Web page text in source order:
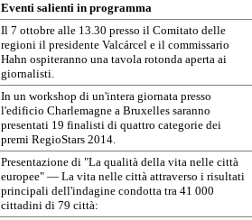
Eventi salienti in programma
Il 7 ottobre alle 13.30 presso il Comitato delle
regioni il presidente Valcárcel e il commissario
Hahn ospiteranno una tavola rotonda aperta ai
giornalisti.
In un workshop di un'intera giornata presso
l'edificio Charlemagne a Bruxelles saranno
presentati 19 finalisti di quattro categorie dei
premi RegioStars 2014.
Presentazione di "La qualità della vita nelle città
europee" — La vita nelle città attraverso i risultati
principali dell'indagine condotta tra 41 000
cittadini di 79 città: